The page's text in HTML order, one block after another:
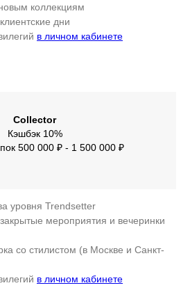
коллекциям
дни
в личном кабинете
Collector
Кэшбэк 10%
500 000 ₽ - 1 500 000 ₽
уровня Trendsetter
мероприятия и вечеринки
со стилистом (в Москве и Санкт-
в личном кабинете